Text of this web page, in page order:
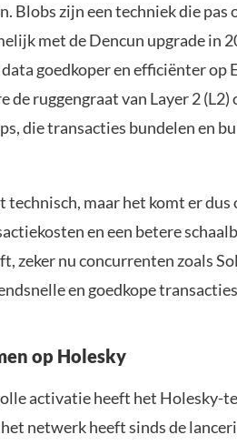
Blobs zijn een techniek die pas
met de Dencun upgrade in
goedkoper en efficiënter op
de ruggengraat van Layer 2
die transacties bundelen en
maar het komt er dus
en een betere
zeker nu concurrenten zoals
en goedkope
op Holesky
activatie heeft het Holesky-
netwerk heeft sinds de